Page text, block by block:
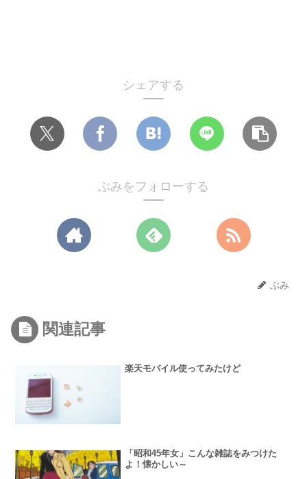
シェアする
ぶみをフォローする
ぶみ
関連記事
楽天モバイル使ってみたけど
「昭和45年女」こんな雑誌をみつけた
よ！懐かしい～